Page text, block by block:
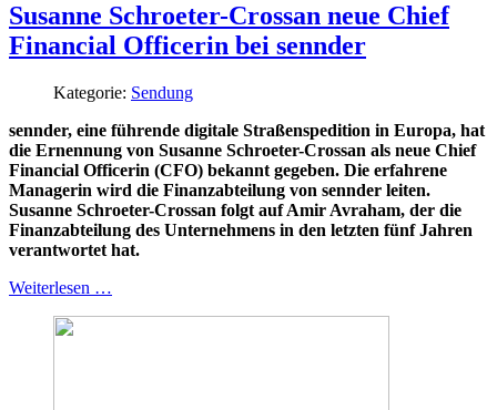
Susanne Schroeter-Crossan neue Chief
Financial Officerin bei sennder
Kategorie: Sendung
sennder, eine führende digitale Straßenspedition in Europa, hat
die Ernennung von Susanne Schroeter-Crossan als neue Chief
Financial Officerin (CFO) bekannt gegeben. Die erfahrene
Managerin wird die Finanzabteilung von sennder leiten.
Susanne Schroeter-Crossan folgt auf Amir Avraham, der die
Finanzabteilung des Unternehmens in den letzten fünf Jahren
verantwortet hat.
Weiterlesen …